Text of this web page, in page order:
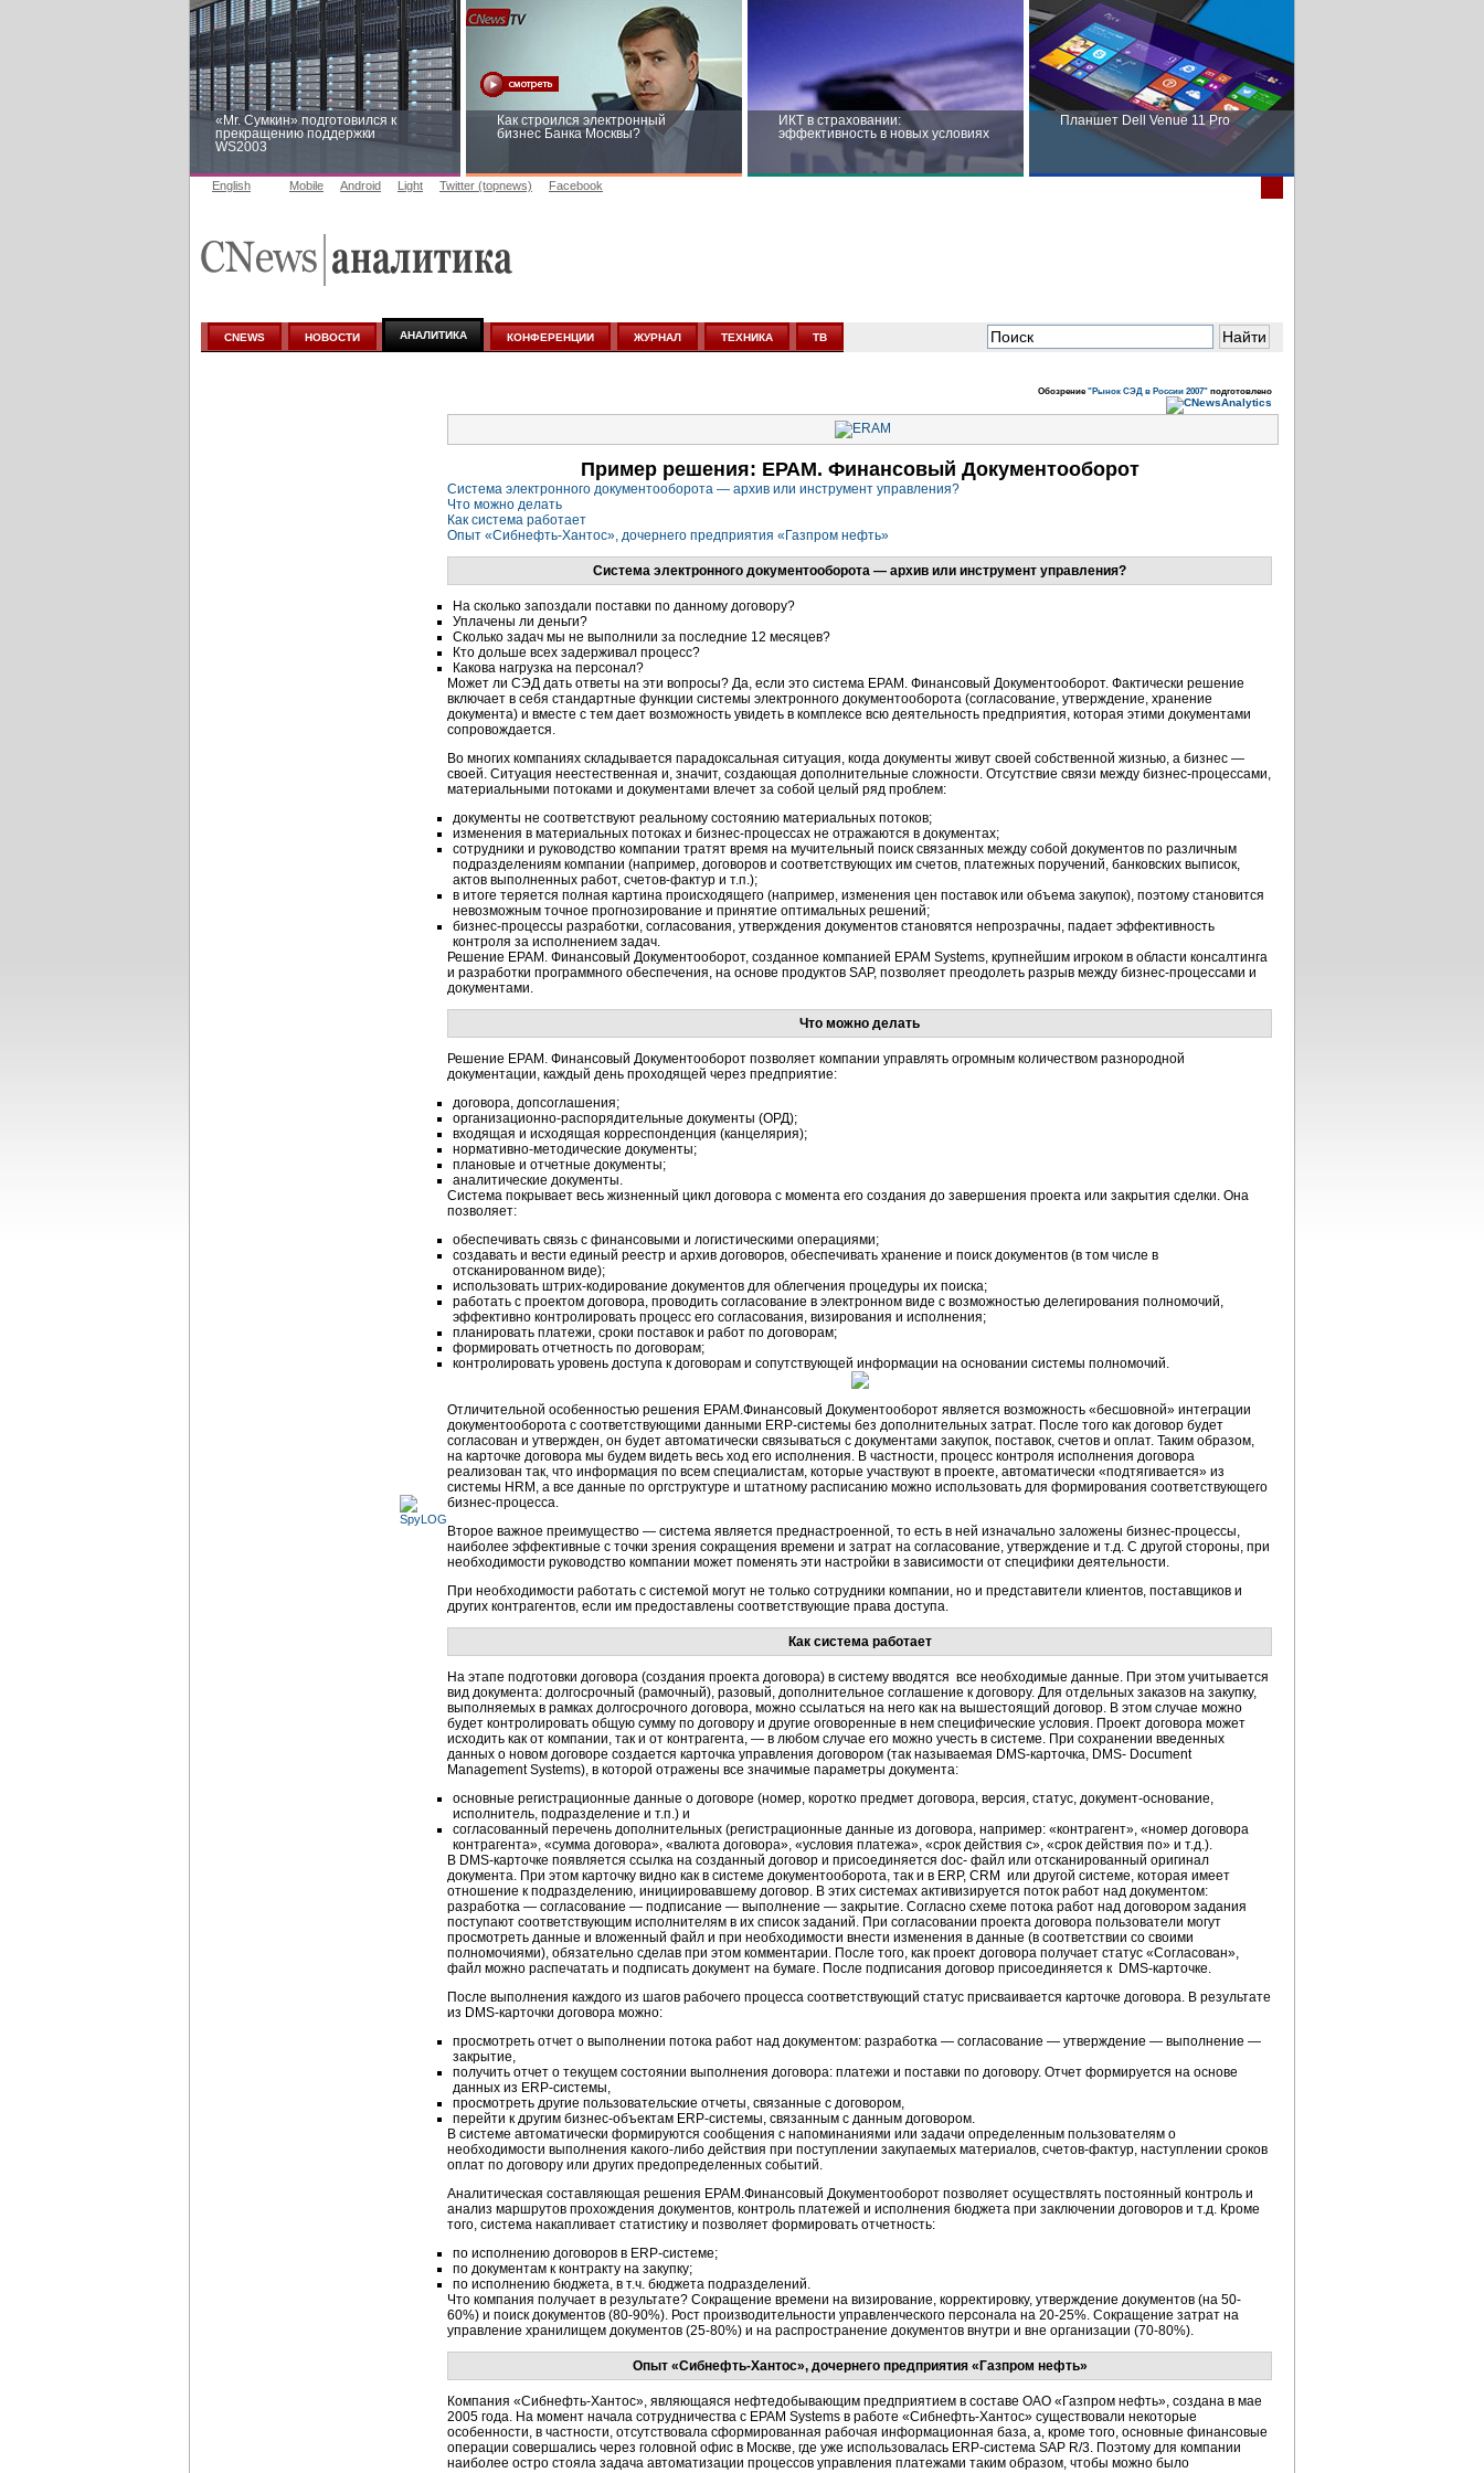
«Mr. Сумкин» подготовился к
прекращению поддержки
WS2003
Как строился электронный
бизнес Банка Москвы?
ИКТ в страховании:
эффективность в новых условиях
Планшет Dell Venue 11 Pro
аналитике
новых условиях
English Mobile Android Light Twitter (topnews) Facebook
CNEWS НОВОСТИ АНАЛИТИКА КОНФЕРЕНЦИИ ЖУРНАЛ ТЕХНИКА ТВ
Обозрение"Рынок СЭД в России 2007" подготовлено
Пример решения: ЕРАМ. Финансовый Документооборот
Система электронного документооборота — архив или инструмент управления?
Что можно делать
Как система работает
Опыт «Сибнефть-Хантос», дочернего предприятия «Газпром нефть»
Система электронного документооборота — архив или инструмент управления?
На сколько запоздали поставки по данному договору?
Уплачены ли деньги?
Сколько задач мы не выполнили за последние 12 месяцев?
Кто дольше всех задерживал процесс?
Какова нагрузка на персонал?
Может ли СЭД дать ответы на эти вопросы? Да, если это система ЕРАМ. Финансовый Документооборот. Фактически решение
включает в себя стандартные функции системы электронного документооборота (согласование, утверждение, хранение
документа) и вместе с тем дает возможность увидеть в комплексе всю деятельность предприятия, которая этими документами
сопровождается.
Во многих компаниях складывается парадоксальная ситуация, когда документы живут своей собственной жизнью, а бизнес —
своей. Ситуация неестественная и, значит, создающая дополнительные сложности. Отсутствие связи между бизнес-процессами,
материальными потоками и документами влечет за собой целый ряд проблем:
документы не соответствуют реальному состоянию материальных потоков;
изменения в материальных потоках и бизнес-процессах не отражаются в документах;
сотрудники и руководство компании тратят время на мучительный поиск связанных между собой документов по различным
подразделениям компании (например, договоров и соответствующих им счетов, платежных поручений, банковских выписок,
актов выполненных работ, счетов-фактур и т.п.);
в итоге теряется полная картина происходящего (например, изменения цен поставок или объема закупок), поэтому становится
невозможным точное прогнозирование и принятие оптимальных решений;
бизнес-процессы разработки, согласования, утверждения документов становятся непрозрачны, падает эффективность
контроля за исполнением задач.
Решение ЕРАМ. Финансовый Документооборот, созданное компанией ЕРАМ Systems, крупнейшим игроком в области консалтинга
и разработки программного обеспечения, на основе продуктов SAP, позволяет преодолеть разрыв между бизнес-процессами и
документами.
Что можно делать
Решение ЕРАМ. Финансовый Документооборот позволяет компании управлять огромным количеством разнородной
документации, каждый день проходящей через предприятие:
договора, допсоглашения;
организационно-распорядительные документы (ОРД);
входящая и исходящая корреспонденция (канцелярия);
нормативно-методические документы;
плановые и отчетные документы;
аналитические документы.
Система покрывает весь жизненный цикл договора с момента его создания до завершения проекта или закрытия сделки. Она
позволяет:
обеспечивать связь с финансовыми и логистическими операциями;
создавать и вести единый реестр и архив договоров, обеспечивать хранение и поиск документов (в том числе в
отсканированном виде);
использовать штрих-кодирование документов для облегчения процедуры их поиска;
работать с проектом договора, проводить согласование в электронном виде с возможностью делегирования полномочий,
эффективно контролировать процесс его согласования, визирования и исполнения;
планировать платежи, сроки поставок и работ по договорам;
формировать отчетность по договорам;
контролировать уровень доступа к договорам и сопутствующей информации на основании системы полномочий.
Отличительной особенностью решения ЕРАМ.Финансовый Документооборот является возможность «бесшовной» интеграции
документооборота с соответствующими данными ERP-системы без дополнительных затрат. После того как договор будет
согласован и утвержден, он будет автоматически связываться с документами закупок, поставок, счетов и оплат. Таким образом,
на карточке договора мы будем видеть весь ход его исполнения. В частности, процесс контроля исполнения договора
реализован так, что информация по всем специалистам, которые участвуют в проекте, автоматически «подтягивается» из
системы HRМ, а все данные по оргструктуре и штатному расписанию можно использовать для формирования соответствующего
бизнес-процесса.
Второе важное преимущество — система является преднастроенной, то есть в ней изначально заложены бизнес-процессы,
наиболее эффективные с точки зрения сокращения времени и затрат на согласование, утверждение и т.д. С другой стороны, при
необходимости руководство компании может поменять эти настройки в зависимости от специфики деятельности.
При необходимости работать с системой могут не только сотрудники компании, но и представители клиентов, поставщиков и
других контрагентов, если им предоставлены соответствующие права доступа.
Как система работает
На этапе подготовки договора (создания проекта договора) в систему вводятся все необходимые данные. При этом учитывается
вид документа: долгосрочный (рамочный), разовый, дополнительное соглашение к договору. Для отдельных заказов на закупку,
выполняемых в рамках долгосрочного договора, можно ссылаться на него как на вышестоящий договор. В этом случае можно
будет контролировать общую сумму по договору и другие оговоренные в нем специфические условия. Проект договора может
исходить как от компании, так и от контрагента, — в любом случае его можно учесть в системе. При сохранении введенных
данных о новом договоре создается карточка управления договором (так называемая DMS-карточка, DMS- Document
Management Systems), в которой отражены все значимые параметры документа:
основные регистрационные данные о договоре (номер, коротко предмет договора, версия, статус, документ-основание,
исполнитель, подразделение и т.п.) и
согласованный перечень дополнительных (регистрационные данные из договора, например: «контрагент», «номер договора
контрагента», «сумма договора», «валюта договора», «условия платежа», «срок действия с», «срок действия по» и т.д.).
В DMS-карточке появляется ссылка на созданный договор и присоединяется doc- файл или отсканированный оригинал
документа. При этом карточку видно как в системе документооборота, так и в ERP, CRM или другой системе, которая имеет
отношение к подразделению, инициировавшему договор. В этих системах активизируется поток работ над документом:
разработка — согласование — подписание — выполнение — закрытие. Согласно схеме потока работ над договором задания
поступают соответствующим исполнителям в их список заданий. При согласовании проекта договора пользователи могут
просмотреть данные и вложенный файл и при необходимости внести изменения в данные (в соответствии со своими
полномочиями), обязательно сделав при этом комментарии. После того, как проект договора получает статус «Согласован»,
файл можно распечатать и подписать документ на бумаге. После подписания договор присоединяется к DMS-карточке.
После выполнения каждого из шагов рабочего процесса соответствующий статус присваивается карточке договора. В результате
из DMS-карточки договора можно:
просмотреть отчет о выполнении потока работ над документом: разработка — согласование — утверждение — выполнение —
закрытие,
получить отчет о текущем состоянии выполнения договора: платежи и поставки по договору. Отчет формируется на основе
данных из ERP-системы,
просмотреть другие пользовательские отчеты, связанные с договором,
перейти к другим бизнес-объектам ERP-системы, связанным с данным договором.
В системе автоматически формируются сообщения с напоминаниями или задачи определенным пользователям о
необходимости выполнения какого-либо действия при поступлении закупаемых материалов, счетов-фактур, наступлении сроков
оплат по договору или других предопределенных событий.
Аналитическая составляющая решения ЕРАМ.Финансовый Документооборот позволяет осуществлять постоянный контроль и
анализ маршрутов прохождения документов, контроль платежей и исполнения бюджета при заключении договоров и т.д. Кроме
того, система накапливает статистику и позволяет формировать отчетность:
по исполнению договоров в ERP-системе;
по документам к контракту на закупку;
по исполнению бюджета, в т.ч. бюджета подразделений.
Что компания получает в результате? Сокращение времени на визирование, корректировку, утверждение документов (на 50-
60%) и поиск документов (80-90%). Рост производительности управленческого персонала на 20-25%. Сокращение затрат на
управление хранилищем документов (25-80%) и на распространение документов внутри и вне организации (70-80%).
Опыт «Сибнефть-Хантос», дочернего предприятия «Газпром нефть»
Компания «Сибнефть-Хантос», являющаяся нефтедобывающим предприятием в составе ОАО «Газпром нефть», создана в мае
2005 года. На момент начала сотрудничества с EPAM Systems в работе «Сибнефть-Хантос» существовали некоторые
особенности, в частности, отсутствовала сформированная рабочая информационная база, а, кроме того, основные финансовые
операции совершались через головной офис в Москве, где уже использовалась ERP-система SAP R/3. Поэтому для компании
наиболее остро стояла задача автоматизации процессов управления платежами таким образом, чтобы можно было